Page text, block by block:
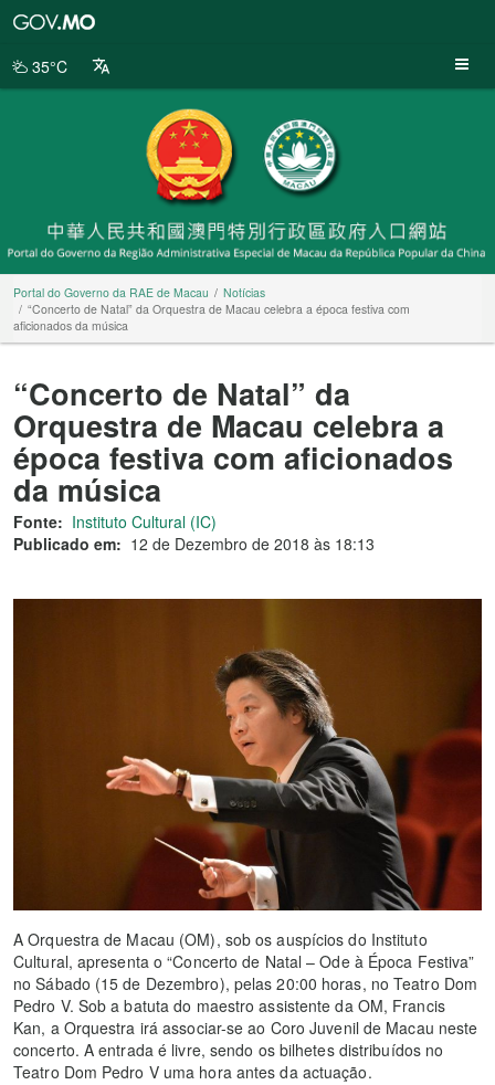
da
35°C
Portal do Governo da RAE de Macau
Notícias
“Concerto de Natal” da Orquestra de Macau celebra a época festiva com
aficionados da música
“Concerto de Natal” da
Orquestra de Macau celebra a
época festiva com aficionados
da música
Fonte: Instituto Cultural (IC)
Publicado em: 12 de Dezembro de 2018 às 18:13
A Orquestra de Macau (OM), sob os auspícios do Instituto
Cultural, apresenta o “Concerto de Natal – Ode à Época Festiva”
no Sábado (15 de Dezembro), pelas 20:00 horas, no Teatro Dom
Pedro V. Sob a batuta do maestro assistente da OM, Francis
Kan, a Orquestra irá associar-se ao Coro Juvenil de Macau neste
concerto. A entrada é livre, sendo os bilhetes distribuídos no
Teatro Dom Pedro V uma hora antes da actuação.